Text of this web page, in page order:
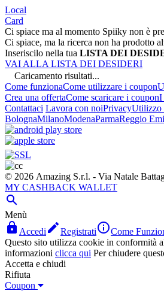
Local
Card
Ci spiace ma al momento Spiiky non è
Ci spiace, ma la ricerca non ha prodotto
Inseriscilo nella tua LISTA DEI
VAI ALLA LISTA DEI DESIDERI
Caricamento risultati...
Come funzionaCome utilizzare i coupon
Crea una offertaCome scaricare i couponI
Contattaci Lavora con noiPrivacyUtilizzo
BolognaMilanoModenaParmaReggio
© 2026 Amazing S.r.l. - Via Natale
MY CASHBACK WALLET

Menù
 Accedi RegistratiCome
Questo sito utilizza cookie in conformità
informazioni clicca qui Per chiudere
Accetta e chiudi
Rifiuta
Coupon